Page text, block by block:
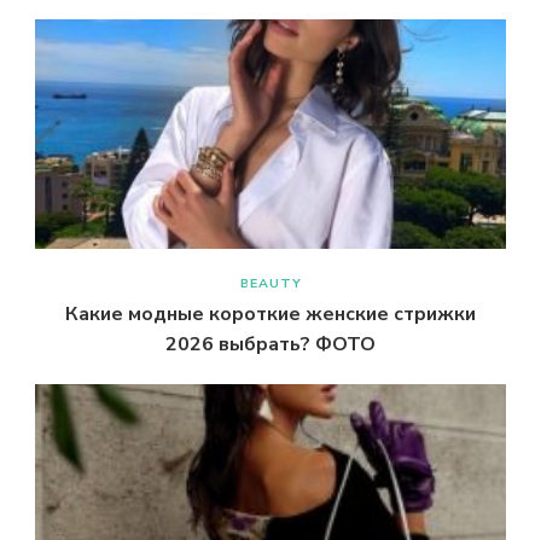
BEAUTY
Какие модные короткие женские стрижки
2026 выбрать? ФОТО